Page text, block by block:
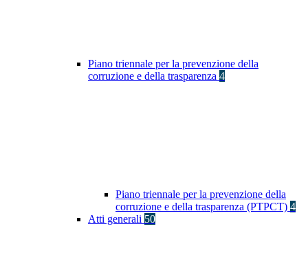
Piano triennale per la prevenzione della
corruzione e della trasparenza 4
Piano triennale per la prevenzione della
corruzione e della trasparenza (PTPCT) 4
Atti generali 50